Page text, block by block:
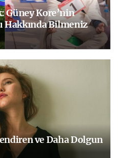
Güney Kore’nin
Bilmeniz
ve Daha Dolgun